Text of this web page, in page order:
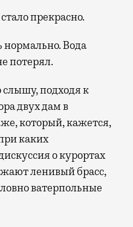
прекрасно.
нормально. Вода
потерял.
слышу, подходя к
двух дам в
который, кажется,
каких
о курортах
ленивый брасс,
ватерпольные